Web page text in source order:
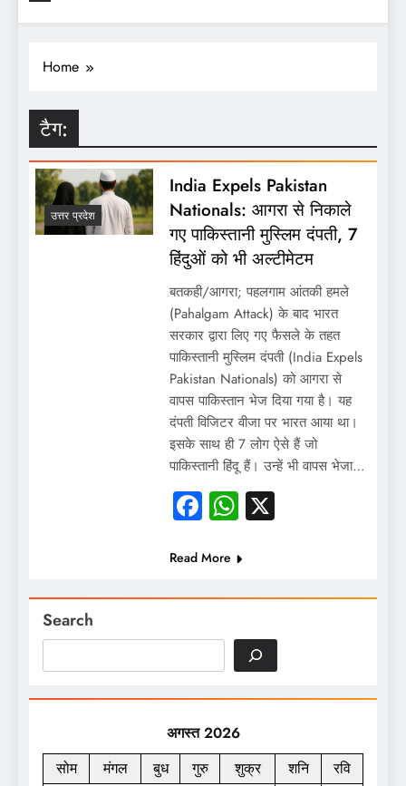
Home
टैग:
उत्तर प्रदेश
India Expels Pakistan
Nationals: आगरा से निकाले
गए पाकिस्तानी मुस्लिम दंपती, 7
हिंदुओं को भी अल्टीमेटम
बतकही/आगरा; पहलगाम आंतकी हमले
(Pahalgam Attack) के बाद भारत
सरकार द्वारा लिए गए फैसले के तहत
पाकिस्तानी मुस्लिम दंपती (India Expels
Pakistan Nationals) को आगरा से
वापस पाकिस्तान भेज दिया गया है। यह
दंपती विजिटर वीजा पर भारत आया था।
इसके साथ ही 7 लोग ऐसे हैं जो
पाकिस्तानी हिंदू हैं। उन्हें भी वापस भेजा…
Facebook
WhatsApp
X
Read More
Search
अगस्त 2026
सोम
मंगल बुध गुरु शुक्र शनि
रवि